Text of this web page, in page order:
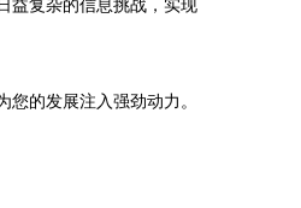
益复杂的信息挑战，实现
的发展注入强劲动力。